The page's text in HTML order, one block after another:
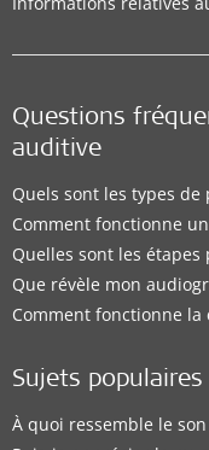
Questions
auditive
Quels sont les types de
Comment fonctionne
Quelles sont les
Que révèle mon
Comment fonctionne la
Sujets
À quoi ressemble le